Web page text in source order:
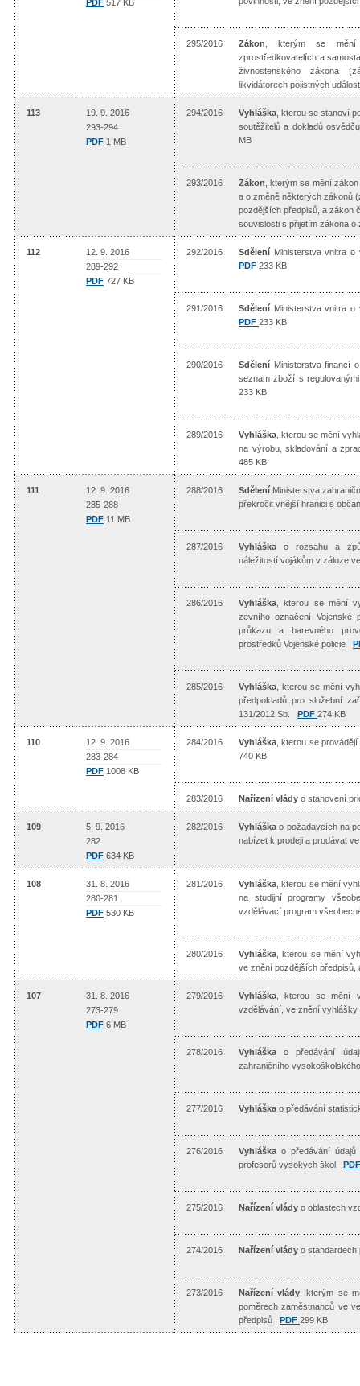
PDF 517 KB
295/2016 Zákon , kterým se mění
zprostředkovatelích a
živnostenského zákona
likvidátorech pojistných
113
19. 9. 2016
293-294
PDF 1 MB
294/2016 Vyhláška , kterou se stanoví
soutěžitelů a dokladů
MB
293/2016 Zákon , kterým se mění
a o změně některých zákonů
pozdějších předpisů, a zákon
souvislosti s přijetím zákona
112
12. 9. 2016
289-292
PDF 727 KB
292/2016 Sdělení Ministerstva vnitra
PDF 233 KB
291/2016 Sdělení Ministerstva vnitra
PDF 233 KB
290/2016 Sdělení Ministerstva financí
seznam zboží s
233 KB
289/2016 Vyhláška , kterou se mění
na výrobu, skladování a
485 KB
111
12. 9. 2016
285-288
PDF 11 MB
288/2016 Sdělení Ministerstva
překročit vnější hranici s
287/2016 Vyhláška o rozsahu a
náležitostí vojákům v záloze
286/2016 Vyhláška , kterou se mění
zevního označení Vojenské
průkazu a barevného
prostředků Vojenské policie
285/2016 Vyhláška , kterou se mění
předpokladů pro služební
131/2012 Sb. PDF 274 KB
110
12. 9. 2016
283-284
PDF 1008 KB
284/2016 Vyhláška , kterou se
740 KB
283/2016 Nařízení vlády o stanovení
109
5. 9. 2016
282
PDF 634 KB
282/2016 Vyhláška o požadavcích na
nabízet k prodeji a prodávat
108
31. 8. 2016
280-281
PDF 530 KB
281/2016 Vyhláška , kterou se mění
na studijní programy
vzdělávací program
280/2016 Vyhláška , kterou se mění
ve znění pozdějších
107
31. 8. 2016
273-279
PDF 6 MB
279/2016 Vyhláška , kterou se mění
vzdělávání, ve znění
278/2016 Vyhláška o předávání
zahraničního
277/2016 Vyhláška o předávání
276/2016 Vyhláška o předávání údajů
profesorů vysokých škol
275/2016 Nařízení vlády o oblastech
274/2016 Nařízení vlády o
273/2016 Nařízení vlády , kterým se
poměrech zaměstnanců ve
předpisů PDF 299 KB